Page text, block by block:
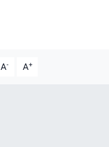
A- A+